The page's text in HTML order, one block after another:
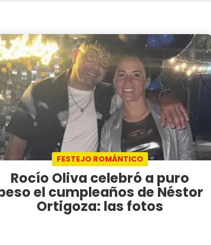
FESTEJO ROMÁNTICO
Rocío Oliva celebró a puro
el cumpleaños de Néstor
Ortigoza: las fotos